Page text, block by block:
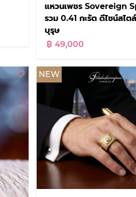
แหวนเพชร Sovereign
รวม 0.41 กะรัต ดีไซน์สไต
บุรุษ
฿ 49,000
NEW